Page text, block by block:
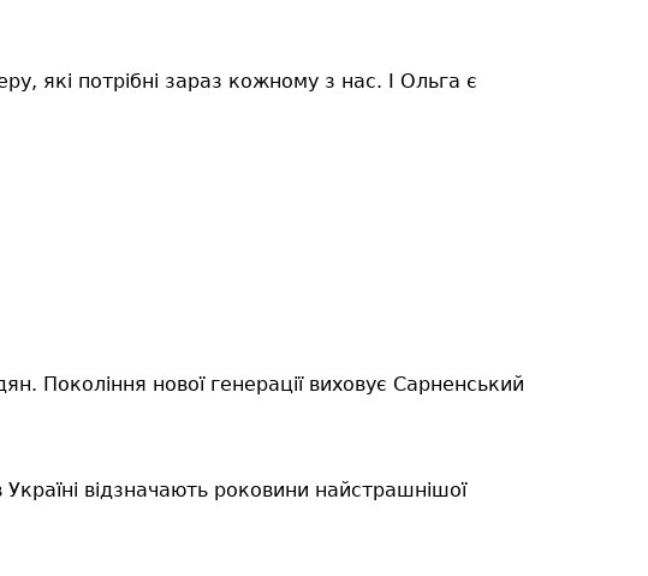
які потрібні зараз кожному з нас. І Ольга є
Покоління нової генерації виховує Сарненський
відзначають роковини найстрашнішої